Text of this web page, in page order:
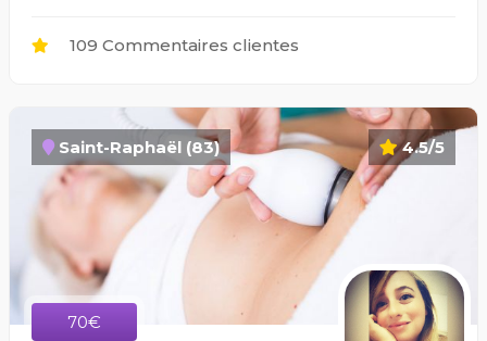
109 Commentaires clientes
4.5/5
Saint-Raphaël (83)
70€